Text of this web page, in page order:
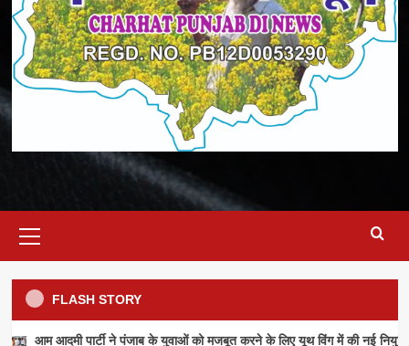
Menu
FLASH STORY
आम आदमी पार्टी ने पंजाब के युवाओं को मजबूत करने के लिए यूथ विंग में की नई